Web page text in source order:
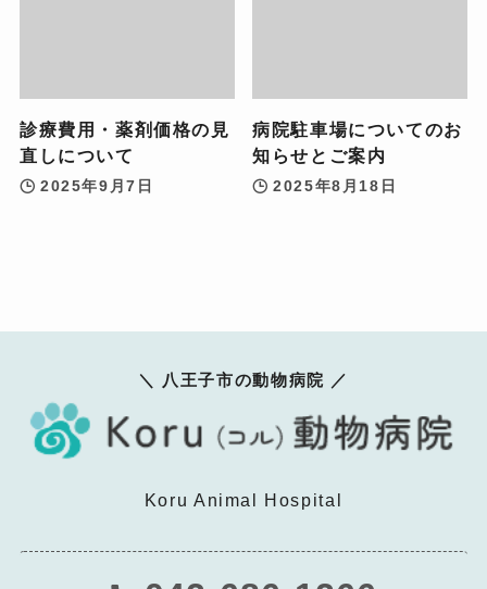
診療費用・薬剤価格の見
直しについて
2025年9月7日
病院駐車場についてのお
知らせとご案内
2025年8月18日
＼ 八王子市の動物病院 ／
Koru Animal Hospital